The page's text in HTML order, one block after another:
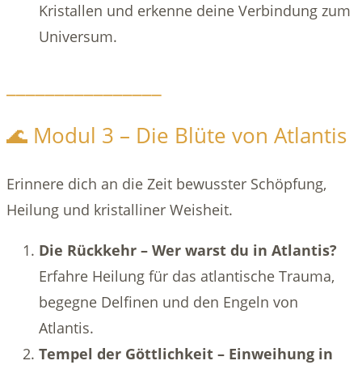
Kristallen und erkenne deine Verbindung zum
Universum.
🌊 Modul 3 – Die Blüte von Atlantis
Erinnere dich an die Zeit bewusster Schöpfung,
Heilung und kristalliner Weisheit.
Die Rückkehr – Wer warst du in Atlantis?
Erfahre Heilung für das atlantische Trauma,
begegne Delfinen und den Engeln von
Atlantis.
Tempel der Göttlichkeit – Einweihung in